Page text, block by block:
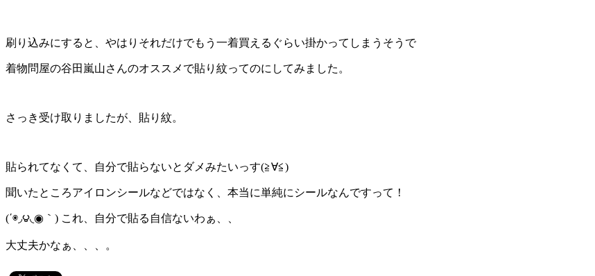
刷り込みにすると、やはりそれだけでもう一着買えるぐらい掛かってしまうそうで
着物問屋の谷田嵐山さんのオススメで貼り紋ってのにしてみました。
さっき受け取りましたが、貼り紋。
貼られてなくて、自分で貼らないとダメみたいっす(≧∀≦)
聞いたところアイロンシールなどではなく、本当に単純にシールなんですって！
(΄◉◞౪◟◉｀) これ、自分で貼る自信ないわぁ、、
大丈夫かなぁ、、、。